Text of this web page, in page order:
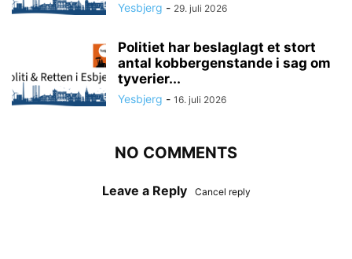
Yesbjerg - 29. juli 2026
Politiet har beslaglagt et stort
antal kobbergenstande i sag om
tyverier...
Yesbjerg - 16. juli 2026
NO COMMENTS
Leave a Reply Cancel reply